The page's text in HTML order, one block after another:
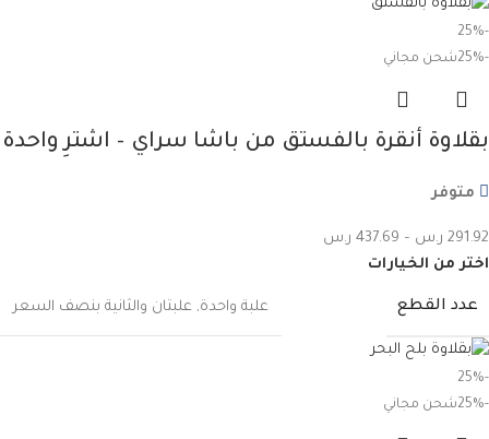
-25%
-25%
شحن مجاني
بقلاوة أنقرة بالفستق من باشا سراي – اشترِ واحدة
متوفر
291.92 ر.س –
437.69 ر.س
اختر من الخيارات
عدد القطع علبة واحدة, علبتان والثانية بنصف السعر
-25%
-25%
شحن مجاني